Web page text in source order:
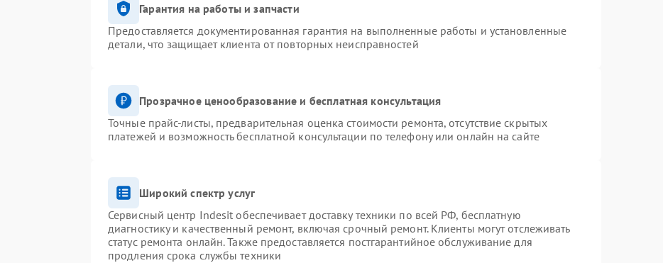
Гарантия на работы и запчасти
Предоставляется документированная гарантия на выполненные работы и установленные
детали, что защищает клиента от повторных неисправностей
Прозрачное ценообразование и бесплатная консультация
Точные прайс-листы, предварительная оценка стоимости ремонта, отсутствие скрытых
платежей и возможность бесплатной консультации по телефону или онлайн на сайте
Широкий спектр услуг
Сервисный центр Indesit обеспечивает доставку техники по всей РФ, бесплатную
диагностику и качественный ремонт, включая срочный ремонт. Клиенты могут отслеживать
статус ремонта онлайн. Также предоставляется постгарантийное обслуживание для
продления срока службы техники